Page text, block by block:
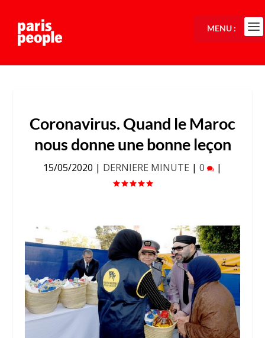
Coronavirus. Quand le Maroc
nous donne une bonne leçon
15/05/2020 | DERNIERE MINUTE | 0 |
MENU :